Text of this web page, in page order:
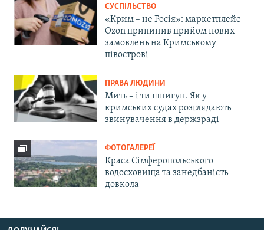
СУСПІЛЬСТВО
«Крим – не Росія»: маркетплейс
Ozon припинив прийом нових
замовлень на Кримському
півострові
ПРАВА ЛЮДИНИ
Мить – і ти шпигун. Як у
кримських судах розглядають
звинувачення в держзраді
ФОТОГАЛЕРЕЇ
Краса Сімферопольського
водосховища та занедбаність
довкола